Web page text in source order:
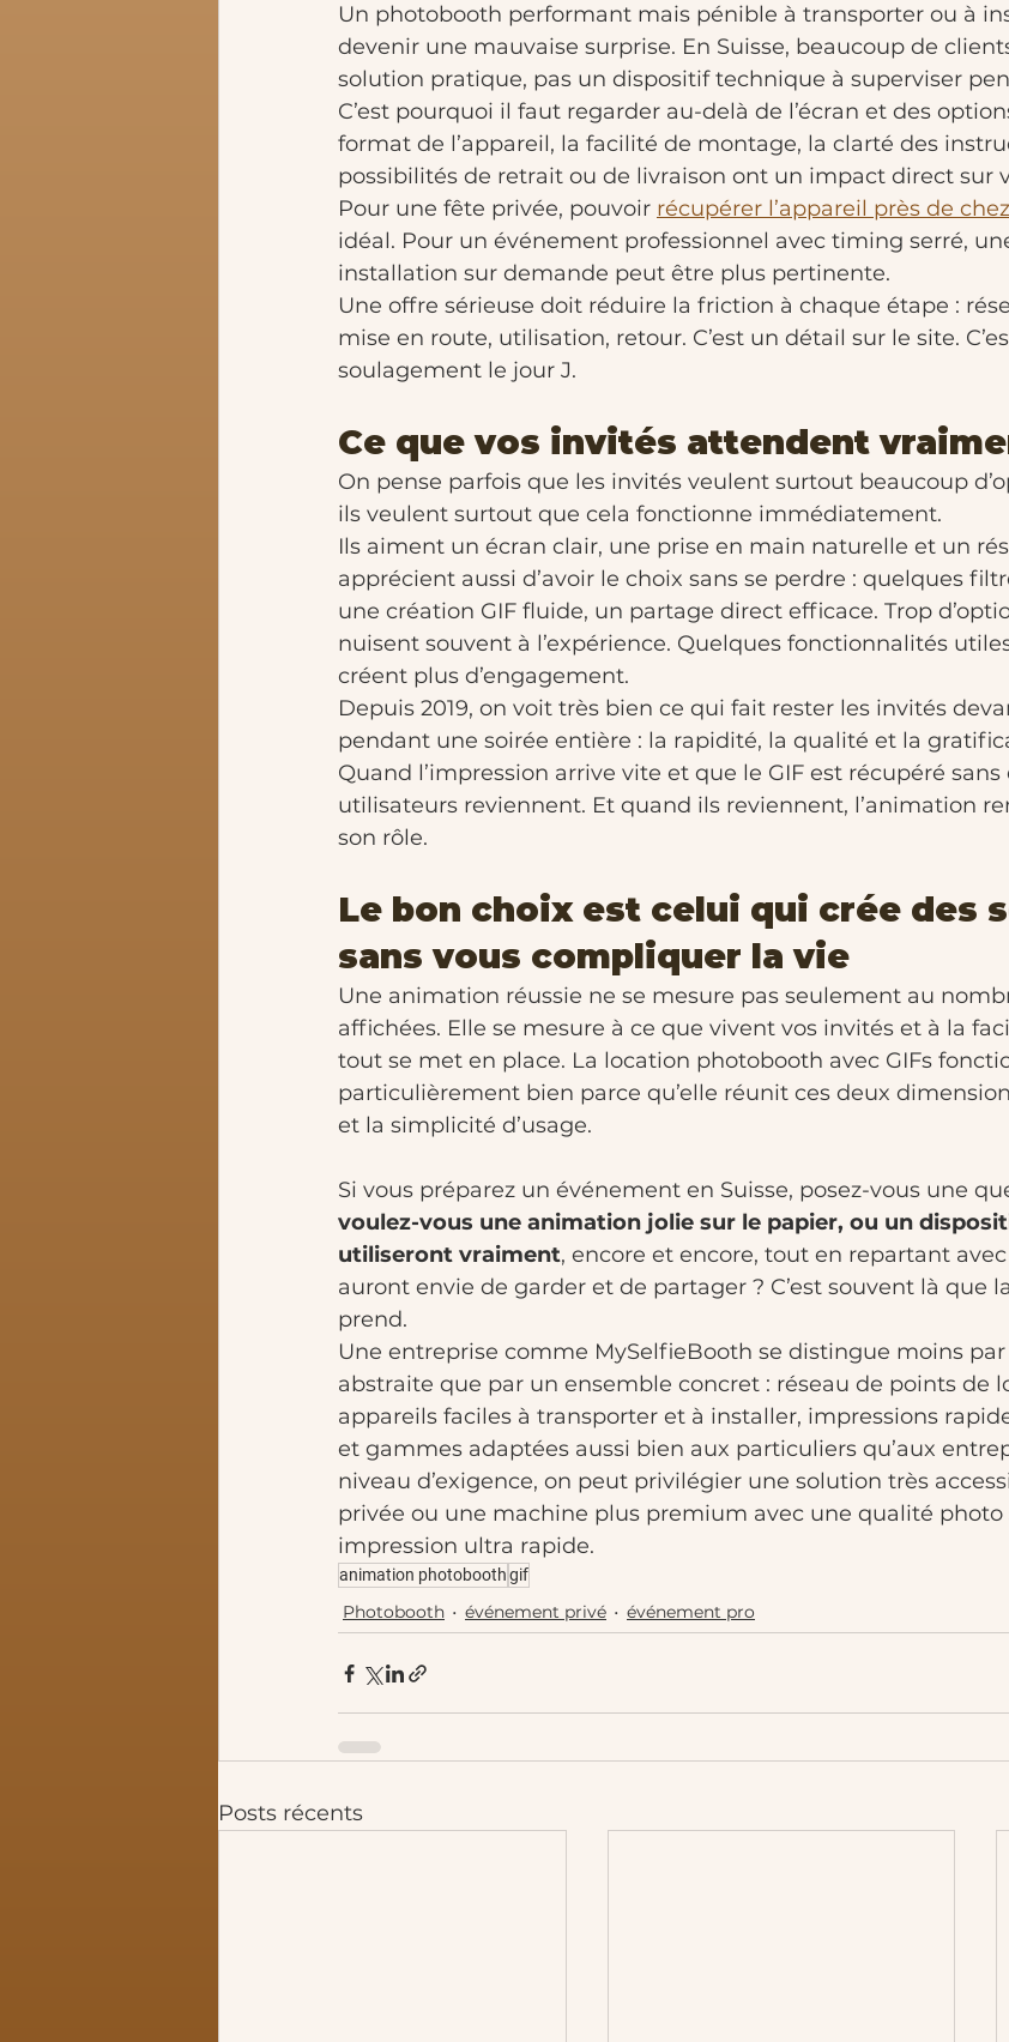
Un photobooth performant mais pénible à transporter ou à
devenir une mauvaise surprise. En Suisse, beaucoup de
solution pratique, pas un dispositif technique à superviser
C’est pourquoi il faut regarder au-delà de l’écran et des
format de l’appareil, la facilité de montage, la clarté des
possibilités de retrait ou de livraison ont un impact direct sur
Pour une fête privée, pouvoir récupérer l’appareil près de
idéal. Pour un événement professionnel avec timing serré,
installation sur demande peut être plus pertinente.
Une offre sérieuse doit réduire la friction à chaque étape :
mise en route, utilisation, retour. C’est un détail sur le site.
soulagement le jour J.
Ce que vos invités attendent
On pense parfois que les invités veulent surtout beaucoup
ils veulent surtout que cela fonctionne immédiatement.
Ils aiment un écran clair, une prise en main naturelle et un
apprécient aussi d’avoir le choix sans se perdre : quelques
une création GIF fluide, un partage direct efficace. Trop
nuisent souvent à l’expérience. Quelques fonctionnalités
créent plus d’engagement.
Depuis 2019, on voit très bien ce qui fait rester les invités
pendant une soirée entière : la rapidité, la qualité et la
Quand l’impression arrive vite et que le GIF est récupéré sans
utilisateurs reviennent. Et quand ils reviennent, l’animation
son rôle.
Le bon choix est celui qui crée des
sans vous compliquer la vie
Une animation réussie ne se mesure pas seulement au
affichées. Elle se mesure à ce que vivent vos invités et à la
tout se met en place. La location photobooth avec GIFs
particulièrement bien parce qu’elle réunit ces deux
et la simplicité d’usage.
Si vous préparez un événement en Suisse, posez-vous une
voulez-vous une animation jolie sur le papier, ou un
utiliseront vraiment, encore et encore, tout en repartant
auront envie de garder et de partager ? C’est souvent là que
prend.
Une entreprise comme MySelfieBooth se distingue moins
abstraite que par un ensemble concret : réseau de points de
appareils faciles à transporter et à installer, impressions
et gammes adaptées aussi bien aux particuliers qu’aux
niveau d’exigence, on peut privilégier une solution très
privée ou une machine plus premium avec une qualité
impression ultra rapide.
animation photoboothgif
Photobooth événement privé événement pro
Posts récents